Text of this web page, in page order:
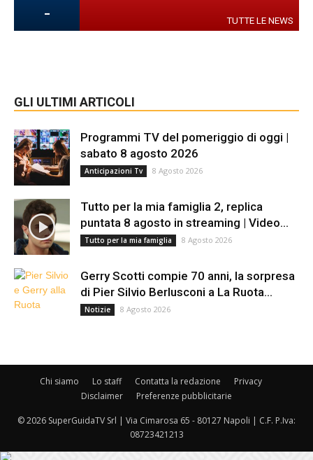
- TUTTE LE NEWS
GLI ULTIMI ARTICOLI
Programmi TV del pomeriggio di oggi |
sabato 8 agosto 2026
Anticipazioni Tv 8 Agosto 2026
Tutto per la mia famiglia 2, replica
puntata 8 agosto in streaming | Video...
Tutto per la mia famiglia 8 Agosto 2026
Gerry Scotti compie 70 anni, la sorpresa
di Pier Silvio Berlusconi a La Ruota...
Notizie 8 Agosto 2026
Chi siamo Lo staff Contatta la redazione
Privacy
Disclaimer
Preferenze pubblicitarie
© 2026 SuperGuidaTV Srl | Via Cimarosa 65 - 80127 Napoli | C.F. P.Iva:
08723421213